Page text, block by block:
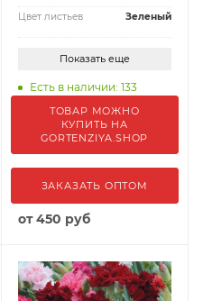
Цвет листьев Зеленый
Показать еще
Есть в наличии: 133
ТОВАР МОЖНО
КУПИТЬ НА
GORTENZIYA.SHOP
ЗАКАЗАТЬ ОПТОМ
от450 руб